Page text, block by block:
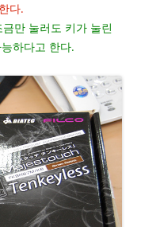
다.
만 눌러도 키가 눌린
하다고 한다.